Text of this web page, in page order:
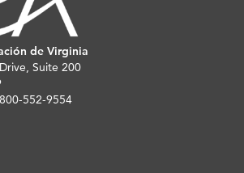
de Virginia
Suite 200
552-9554